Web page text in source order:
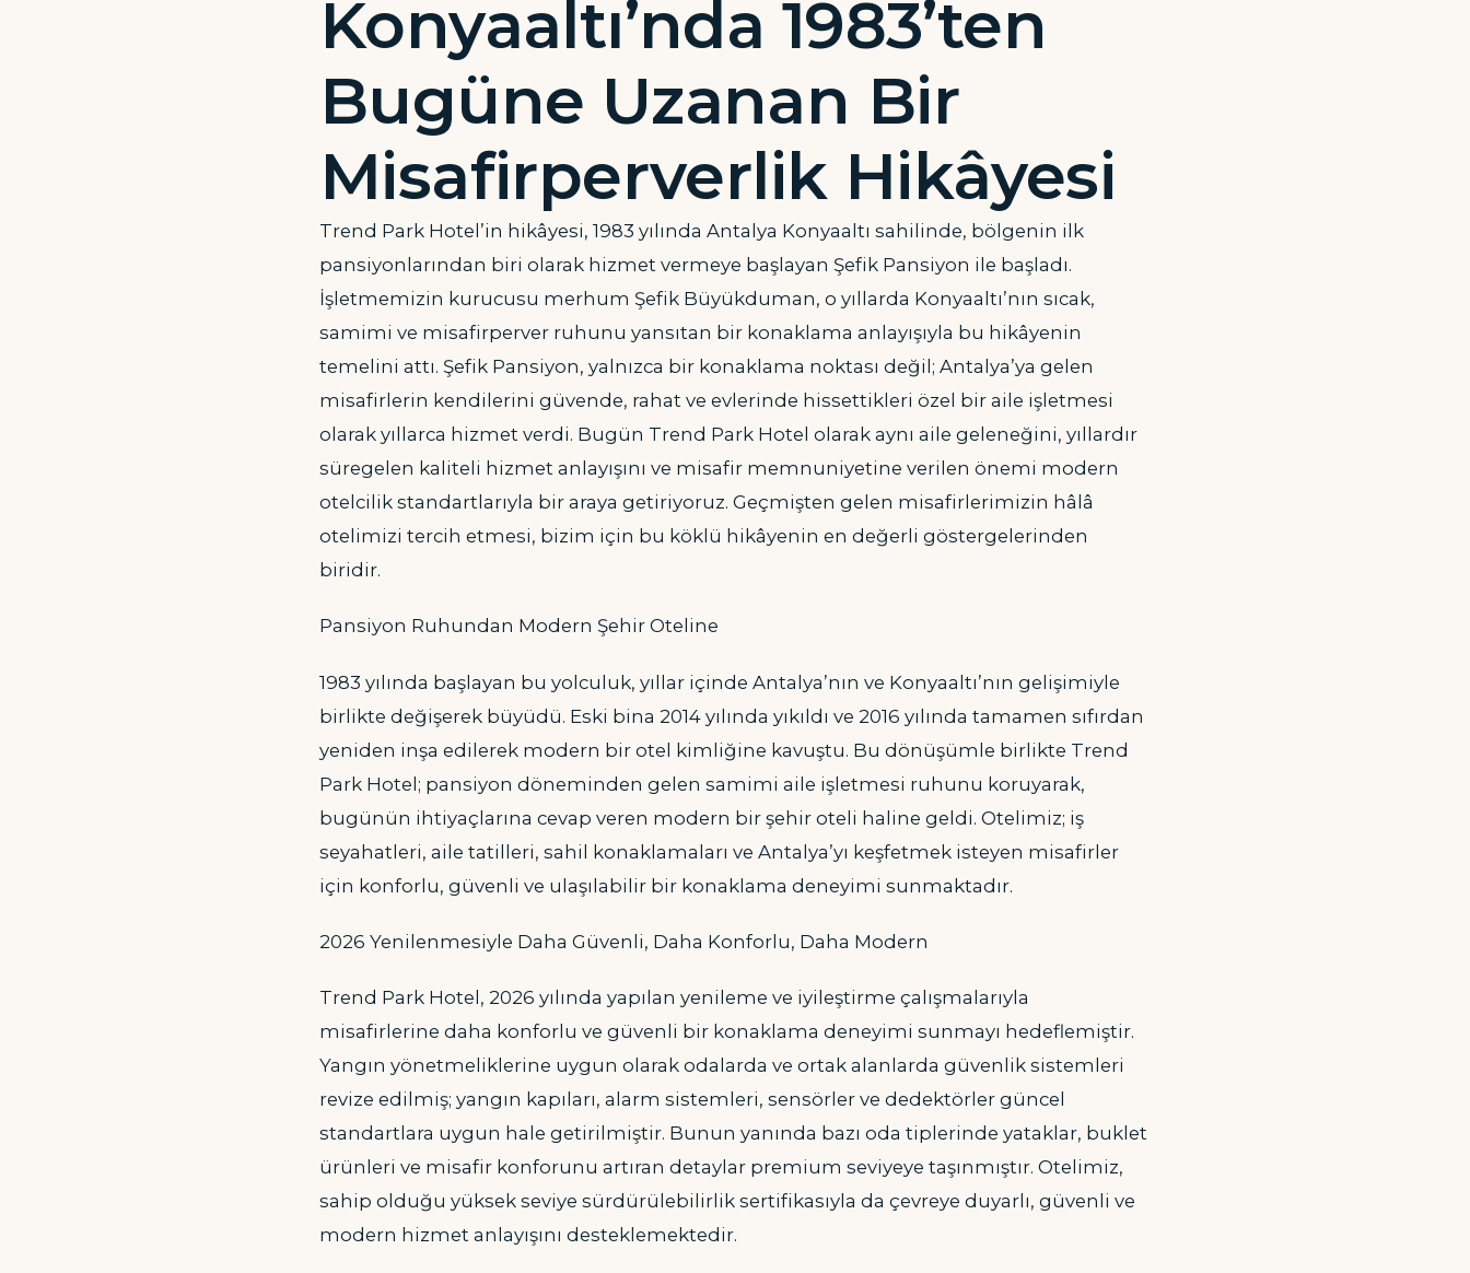
Konyaaltı’nda 1983’ten
Bugüne Uzanan Bir
Misafirperverlik Hikâyesi
Trend Park Hotel’in hikâyesi, 1983 yılında Antalya Konyaaltı sahilinde, bölgenin ilk
pansiyonlarından biri olarak hizmet vermeye başlayan Şefik Pansiyon ile başladı.
İşletmemizin kurucusu merhum Şefik Büyükduman, o yıllarda Konyaaltı’nın sıcak,
samimi ve misafirperver ruhunu yansıtan bir konaklama anlayışıyla bu hikâyenin
temelini attı. Şefik Pansiyon, yalnızca bir konaklama noktası değil; Antalya’ya gelen
misafirlerin kendilerini güvende, rahat ve evlerinde hissettikleri özel bir aile işletmesi
olarak yıllarca hizmet verdi. Bugün Trend Park Hotel olarak aynı aile geleneğini, yıllardır
süregelen kaliteli hizmet anlayışını ve misafir memnuniyetine verilen önemi modern
otelcilik standartlarıyla bir araya getiriyoruz. Geçmişten gelen misafirlerimizin hâlâ
otelimizi tercih etmesi, bizim için bu köklü hikâyenin en değerli göstergelerinden
biridir.
Pansiyon Ruhundan Modern Şehir Oteline
1983 yılında başlayan bu yolculuk, yıllar içinde Antalya’nın ve Konyaaltı’nın gelişimiyle
birlikte değişerek büyüdü. Eski bina 2014 yılında yıkıldı ve 2016 yılında tamamen sıfırdan
yeniden inşa edilerek modern bir otel kimliğine kavuştu. Bu dönüşümle birlikte Trend
Park Hotel; pansiyon döneminden gelen samimi aile işletmesi ruhunu koruyarak,
bugünün ihtiyaçlarına cevap veren modern bir şehir oteli haline geldi. Otelimiz; iş
seyahatleri, aile tatilleri, sahil konaklamaları ve Antalya’yı keşfetmek isteyen misafirler
için konforlu, güvenli ve ulaşılabilir bir konaklama deneyimi sunmaktadır.
2026 Yenilenmesiyle Daha Güvenli, Daha Konforlu, Daha Modern
Trend Park Hotel, 2026 yılında yapılan yenileme ve iyileştirme çalışmalarıyla
misafirlerine daha konforlu ve güvenli bir konaklama deneyimi sunmayı hedeflemiştir.
Yangın yönetmeliklerine uygun olarak odalarda ve ortak alanlarda güvenlik sistemleri
revize edilmiş; yangın kapıları, alarm sistemleri, sensörler ve dedektörler güncel
standartlara uygun hale getirilmiştir. Bunun yanında bazı oda tiplerinde yataklar, buklet
ürünleri ve misafir konforunu artıran detaylar premium seviyeye taşınmıştır. Otelimiz,
sahip olduğu yüksek seviye sürdürülebilirlik sertifikasıyla da çevreye duyarlı, güvenli ve
modern hizmet anlayışını desteklemektedir.